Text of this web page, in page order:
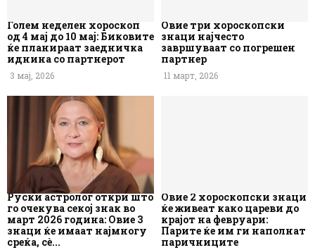
Голем неделен хороскоп
од 4 мај до 10 мај: Биковите
ќе планираат заедничка
иднина со партнерот
3 мај, 2026
Овие три хороскопски
знаци најчесто
завршуваат со погрешен
партнер
11 март, 2026
Руски астролог откри што
го очекува секој знак во
март 2026 година: Овие 3
знаци ќе имаат најмногу
среќа, сè...
Овие 2 хороскопски знаци
ќе живеат како цареви до
крајот на февруари:
Парите ќе им ги наполнат
паричниците